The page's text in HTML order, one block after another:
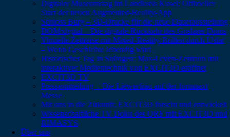
Digitaler Museumstag im Landkreis Kusel: Offizieller
Start der neuen Augmented-Reality-App
Schloss Burg – 3D-Drucke für die neue Dauerausstellung
DOM:digital – Die digitale Rückkehr des Goslarer Doms
Virtuelle Zeitreise mit Mixed-Reality-Brillen durch Uslar
– Wenn Geschichte lebendig wird
Historischer Tag in Solingen: Max-Leven-Zentrum mit
interaktiver Medientechnik von EXCIT3D eröffnet
EXCIT3D TV
Pressemitteilung – Die Liewerfrau auf der formnext
Messe
Mit uns in die Zukunft: EXCIT3D forscht und entwickelt
Wissenschaftliche TV-Doku des ORF mit EXCIT3D und
RIMASYS
Über uns